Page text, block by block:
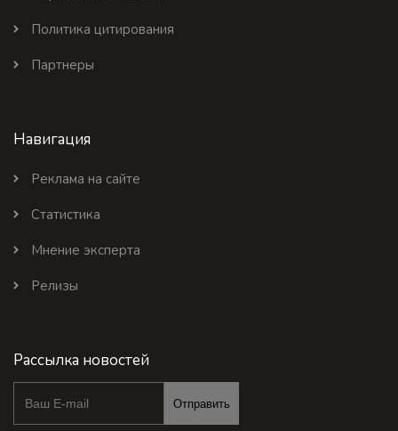
Политика цитирования
Партнеры
Навигация
Реклама на сайте
Статистика
Мнение эксперта
Релизы
Рассылка новостей
Отправить